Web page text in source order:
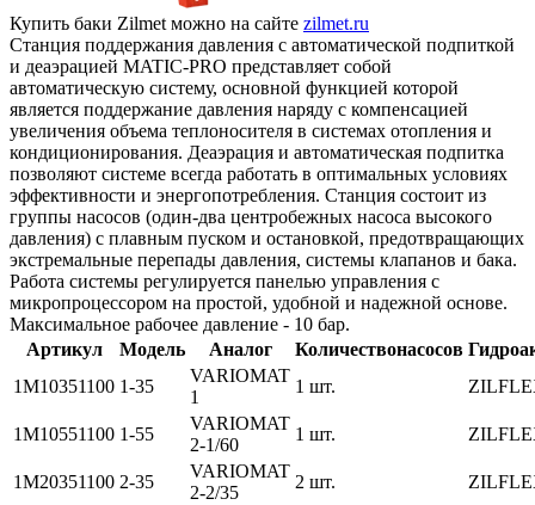
Купить баки Zilmet можно на сайте zilmet.ru
Станция поддержания давления с автоматической подпиткой
и деаэрацией MATIC-PRO представляет собой
автоматическую систему, основной функцией которой
является поддержание давления наряду с компенсацией
увеличения объема теплоносителя в системах отопления и
кондиционирования. Деаэрация и автоматическая подпитка
позволяют системе всегда работать в оптимальных условиях
эффективности и энергопотребления. Станция состоит из
группы насосов (один-два центробежных насоса высокого
давления) с плавным пуском и остановкой, предотвращающих
экстремальные перепады давления, системы клапанов и бака.
Работа системы регулируется панелью управления с
микропроцессором на простой, удобной и надежной основе.
Максимальное рабочее давление - 10 бар.
Артикул
Модель Аналог Количествонасосов
1M10351100 1-35
VARIOMAT
1
1 шт.
1M10551100 1-55
VARIOMAT
2-1/60
1 шт.
1M20351100 2-35
VARIOMAT
2-2/35
2 шт.